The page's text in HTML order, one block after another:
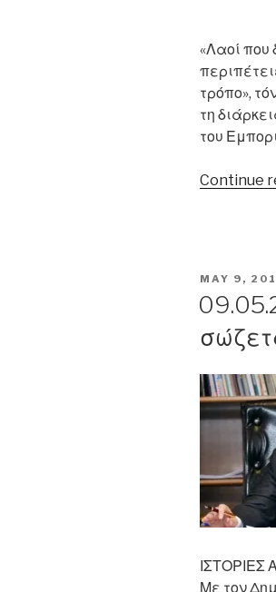
«Λαοί που
τρόπο»,
τη
του
Continue
POSTED
MAY 9,
ΙΣΤΟΡΙΕΣ
Με τον